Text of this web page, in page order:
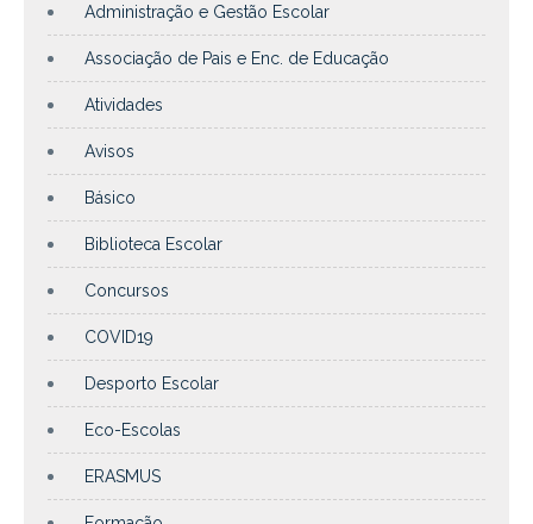
Administração e Gestão Escolar
Associação de Pais e Enc. de Educação
Atividades
Avisos
Básico
Biblioteca Escolar
Concursos
COVID19
Desporto Escolar
Eco-Escolas
ERASMUS